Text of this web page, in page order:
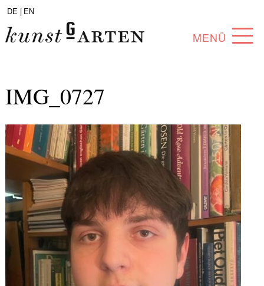
DE | EN
MENÜ
SAMMLUNG
KÜNSTLER*INNEN
PARTNER*INNEN
ANGEBOTE
IMG_0727